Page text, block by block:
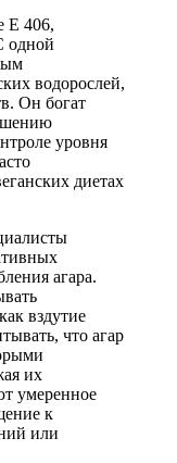
Е 406,
одной
водорослей,
Он богат
уровня
диетах
агара.
вздутие
что агар
их
умеренное
к
или